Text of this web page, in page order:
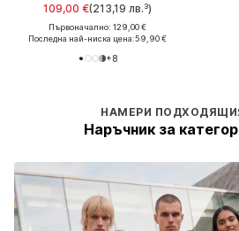
109,00 €(213,19 лв.³)
Първоначално: 129,00 €
Последна най-ниска цена:59,90 €
+8
НАМЕРИ
Наръчник за